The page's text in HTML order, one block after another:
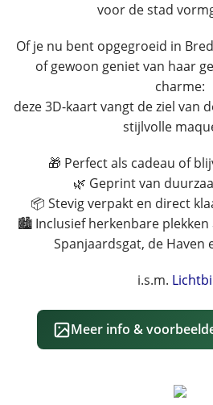
voor de stad
Of je nu bent opgegroeid in
of gewoon geniet van haar
charme:
deze 3D-kaart vangt de ziel van
stijlvolle
🎁 Perfect als cadeau of
🌿 Geprint van
📦 Stevig verpakt en direct
🏙️ Inclusief herkenbare plekken
Spanjaardsgat, de Haven
i.s.m.
Meer info &